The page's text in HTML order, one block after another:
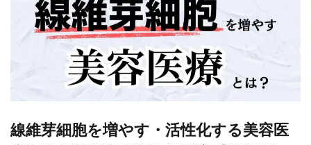
線維芽細胞を増やす・活性化する美容医